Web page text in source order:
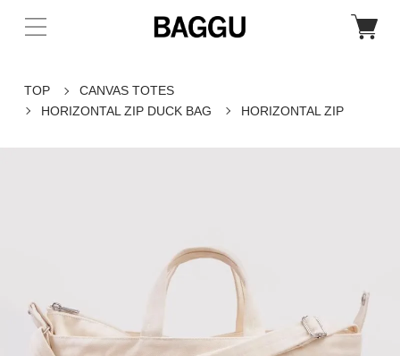
TOP
CANVAS TOTES
HORIZONTAL ZIP DUCK BAG
HORIZONTAL ZIP